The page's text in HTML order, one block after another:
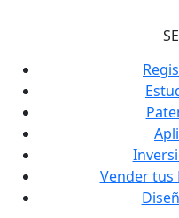
Vender tus